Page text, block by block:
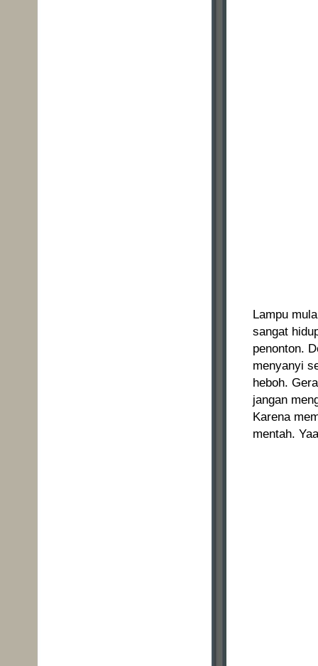
Lampu
sangat
penonton.
menyanyi
heboh.
jangan
Karena
mentah.